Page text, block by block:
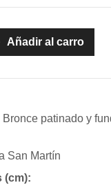
Añadir al carro
Bronce patinado y
San Martín
(cm):